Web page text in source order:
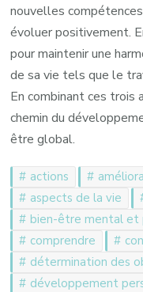
nouvelles
évoluer positivement.
pour maintenir une
de sa vie tels que le
En combinant ces trois
chemin du
être global.
actions
aspects de la vie
bien-être mental et
comprendre
détermination des
développement